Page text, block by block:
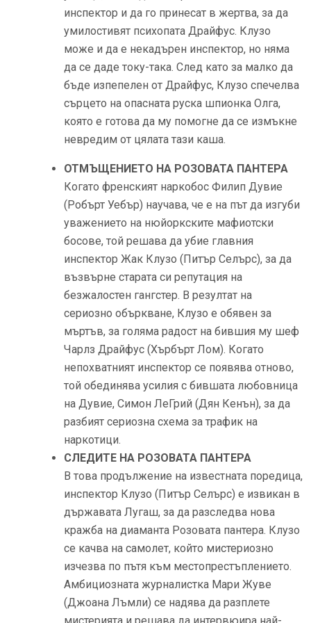
инспектор и да го принесат в жертва, за да
умилостивят психопата Драйфус. Клузо
може и да е некадърен инспектор, но няма
да се даде току-така. След като за малко да
бъде изпепелен от Драйфус, Клузо спечелва
сърцето на опасната руска шпионка Олга,
която е готова да му помогне да се измъкне
невредим от цялата тази каша.
ОТМЪЩЕНИЕТО НА РОЗОВАТА ПАНТЕРА
Когато френският наркобос Филип Дувие
(Робърт Уебър) научава, че е на път да изгуби
уважението на нюйоркските мафиотски
босове, той решава да убие главния
инспектор Жак Клузо (Питър Селърс), за да
възвърне старата си репутация на
безжалостен гангстер. В резултат на
сериозно объркване, Клузо е обявен за
мъртъв, за голяма радост на бившия му шеф
Чарлз Драйфус (Хърбърт Лом). Когато
непохватният инспектор се появява отново,
той обединява усилия с бившата любовница
на Дувие, Симон ЛеГрий (Дян Кенън), за да
разбият сериозна схема за трафик на
наркотици.
СЛЕДИТЕ НА РОЗОВАТА ПАНТЕРА
В това продължение на известната поредица,
инспектор Клузо (Питър Селърс) е извикан в
държавата Лугаш, за да разследва нова
кражба на диаманта Розовата пантера. Клузо
се качва на самолет, който мистериозно
изчезва по пътя към местопрестъплението.
Амбициозната журналистка Мари Жуве
(Джоана Лъмли) се надява да разплете
мистерията и решава да интервюира най-